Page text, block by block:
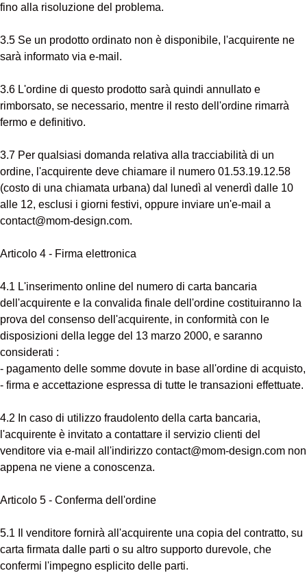
fino alla risoluzione del problema.
3.5 Se un prodotto ordinato non è disponibile, l'acquirente ne
sarà informato via e-mail.
3.6 L'ordine di questo prodotto sarà quindi annullato e
rimborsato, se necessario, mentre il resto dell'ordine rimarrà
fermo e definitivo.
3.7 Per qualsiasi domanda relativa alla tracciabilità di un
ordine, l'acquirente deve chiamare il numero 01.53.19.12.58
(costo di una chiamata urbana) dal lunedì al venerdì dalle 10
alle 12, esclusi i giorni festivi, oppure inviare un'e-mail a
contact@mom-design.com.
Articolo 4 - Firma elettronica
4.1 L'inserimento online del numero di carta bancaria
dell'acquirente e la convalida finale dell'ordine costituiranno la
prova del consenso dell'acquirente, in conformità con le
disposizioni della legge del 13 marzo 2000, e saranno
considerati :
- pagamento delle somme dovute in base all'ordine di acquisto,
- firma e accettazione espressa di tutte le transazioni effettuate.
4.2 In caso di utilizzo fraudolento della carta bancaria,
l'acquirente è invitato a contattare il servizio clienti del
venditore via e-mail all'indirizzo contact@mom-design.com non
appena ne viene a conoscenza.
Articolo 5 - Conferma dell'ordine
5.1 Il venditore fornirà all'acquirente una copia del contratto, su
carta firmata dalle parti o su altro supporto durevole, che
confermi l'impegno esplicito delle parti.